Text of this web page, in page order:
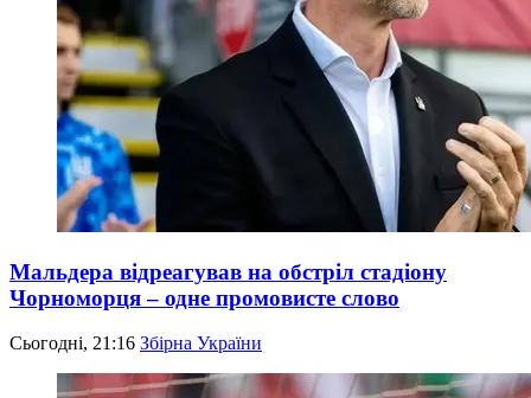
Мальдера відреагував на обстріл стадіону
Чорноморця – одне промовисте слово
Сьогодні, 21:16 Збірна України